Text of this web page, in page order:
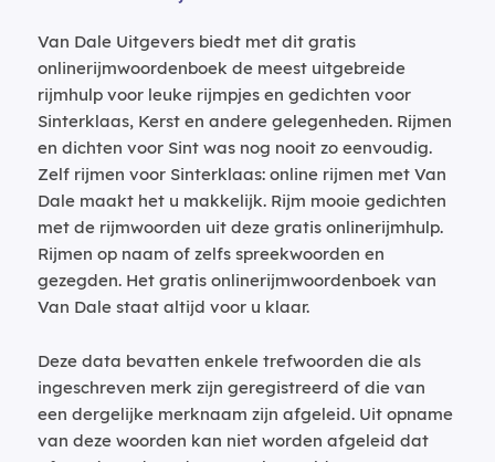
Van Dale Uitgevers biedt met dit gratis
onlinerijmwoordenboek de meest uitgebreide
rijmhulp voor leuke rijmpjes en gedichten voor
Sinterklaas, Kerst en andere gelegenheden. Rijmen
en dichten voor Sint was nog nooit zo eenvoudig.
Zelf rijmen voor Sinterklaas: online rijmen met Van
Dale maakt het u makkelijk. Rijm mooie gedichten
met de rijmwoorden uit deze gratis onlinerijmhulp.
Rijmen op naam of zelfs spreekwoorden en
gezegden. Het gratis onlinerijmwoordenboek van
Van Dale staat altijd voor u klaar.
Deze data bevatten enkele trefwoorden die als
ingeschreven merk zijn geregistreerd of die van
een dergelijke merknaam zijn afgeleid. Uit opname
van deze woorden kan niet worden afgeleid dat